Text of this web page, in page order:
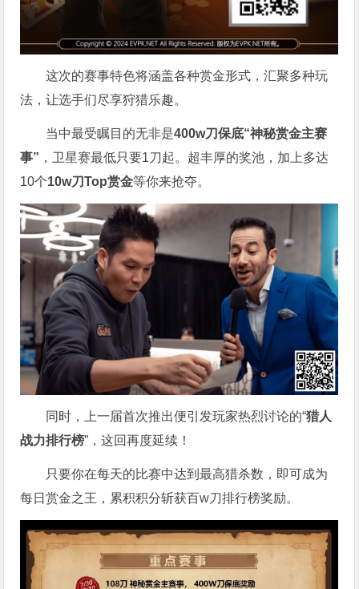
这次的赛事特色将涵盖各种赏金形式，汇聚多种玩
法，让选手们尽享狩猎乐趣。
当中最受瞩目的无非是400w刀保底“神秘赏金主赛
事” ，卫星赛最低只要1刀起。超丰厚的奖池，加上多达
10个10w刀Top赏金等你来抢夺。
同时，上一届首次推出便引发玩家热烈讨论的“猎人
战力排行榜”，这回再度延续！
只要你在每天的比赛中达到最高猎杀数，即可成为
每日赏金之王，累积积分斩获百w刀排行榜奖励。